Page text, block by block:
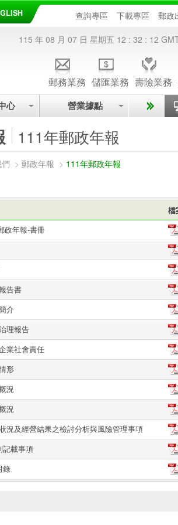
查詢專區 下載專區 郵政
115 年 08 月 07 日 星期五 12 : 32 : 12
郵務業務 儲匯業務 壽險業務
心 營業據點
111年郵政年報
> 郵政年報 > 111年郵政年報
檔
政年報-書冊
告書
介
理報告
業社會責任
形
況
況
況及經營結果之檢討分析與風險管理事項
記載事項
錄